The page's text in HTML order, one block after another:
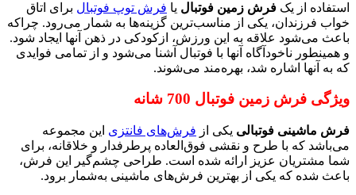
استفاده از یک فرش زمین فوتبال یا فرش توپ فوتبال برای اتاق
خواب فرزندان، یکی از مناسب‌ترین گزینه‌ها به‌ شمار می‌رود. چراکه
باعث می‌شود علاقه به این ورزش، ازکودکی در ذهن آنها ایجاد شود.
و همینطور ناخودآگاه آنها با فوتبال آشنا می‌شود و از تمامی فوایدی
که به آنها اشاره شد، بهره‌مند می‌شوند.
ویژگی فرش زمین فوتبال 700 شانه
فرش ماشینی فوتبالی یکی از فرش‌های فانتزی این مجموعه
می‌باشد که با طرح و نقشی فوق‌العاده پرطرفدار و خلاقانه، برای
شما مشتریان عزیز ارائه شده است. طراحی چشم‌گیر این فرش،
باعث شده که یکی از بهترین فرش‌های ماشینی به‌شمار برود.